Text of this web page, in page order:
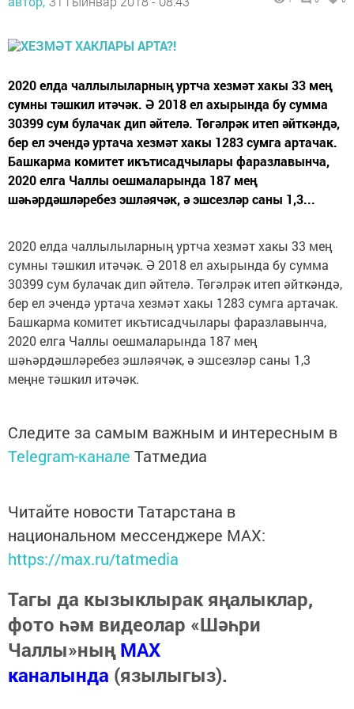
2020 елда чаллылыларның уртча хезмәт хакы 33 мең
сумны тәшкил итәчәк. Ә 2018 ел ахырында бу сумма
30399 сум булачак дип әйтелә. Төгәлрәк итеп әйткәндә,
бер ел эчендә уртача хезмәт хакы 1283 сумга артачак.
Башкарма комитет икътисадчылары фаразлавынча,
2020 елга Чаллы оешмаларында 187 мең
шәһәрдәшләребез эшләячәк, ә эшсезләр саны 1,3...
2020 елда чаллылыларның уртча хезмәт хакы 33 мең
сумны тәшкил итәчәк. Ә 2018 ел ахырында бу сумма
30399 сум булачак дип әйтелә. Төгәлрәк итеп әйткәндә,
бер ел эчендә уртача хезмәт хакы 1283 сумга артачак.
Башкарма комитет икътисадчылары фаразлавынча,
2020 елга Чаллы оешмаларында 187 мең
шәһәрдәшләребез эшләячәк, ә эшсезләр саны 1,3
меңне тәшкил итәчәк.
Следите за самым важным и интересным в
Telegram-канале Татмедиа
Читайте новости Татарстана в
национальном мессенджере MАХ:
https://max.ru/tatmedia
Тагы да кызыклырак яңалыклар,
фото һәм видеолар «Шәһри
Чаллы»ныңMAX
каналында (язылыгыз).